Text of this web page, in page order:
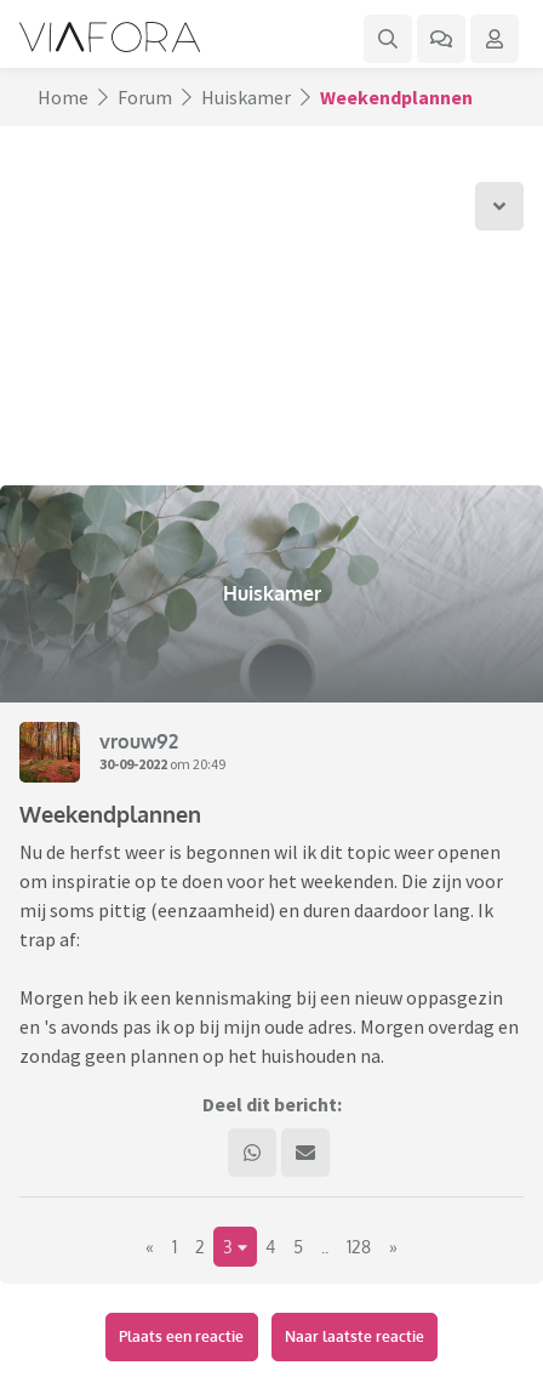
Home Forum Huiskamer Weekendplannen
Huiskamer
vrouw92
30-09-2022 om 20:49
Weekendplannen
Nu de herfst weer is begonnen wil ik dit topic weer openen
om inspiratie op te doen voor het weekenden. Die zijn voor
mij soms pittig (eenzaamheid) en duren daardoor lang. Ik
trap af:
Morgen heb ik een kennismaking bij een nieuw oppasgezin
en 's avonds pas ik op bij mijn oude adres. Morgen overdag en
zondag geen plannen op het huishouden na.
Deel dit bericht:
« 1 2 3 4 5 128 »
Plaats een reactie Naar laatste reactie